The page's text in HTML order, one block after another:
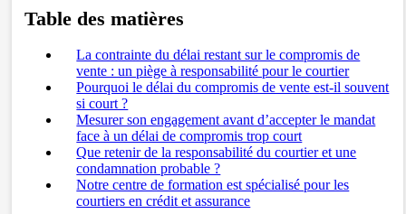
Table des matières
La contrainte du délai restant sur le compromis de
vente : un piège à responsabilité pour le courtier
Pourquoi le délai du compromis de vente est-il souvent
si court ?
Mesurer son engagement avant d’accepter le mandat
face à un délai de compromis trop court
Que retenir de la responsabilité du courtier et une
condamnation probable ?
Notre centre de formation est spécialisé pour les
courtiers en crédit et assurance